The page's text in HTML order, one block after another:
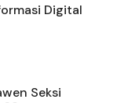
Digital
Seksi